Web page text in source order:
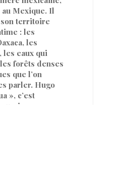
au Mexique. Il
son territoire
: les
les
les eaux qui
forêts denses
que l’on
parler. Hugo
», c’est
sa